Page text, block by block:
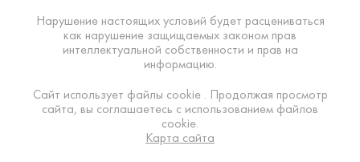
Нарушение настоящих условий будет расцениваться
как нарушение защищаемых законом прав
интеллектуальной собственности и прав на
информацию.
Сайт использует файлы cookie . Продолжая просмотр
сайта, вы соглашаетесь с использованием файлов
cookie.
Карта сайта